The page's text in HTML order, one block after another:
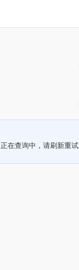
正在查询中，请刷新重试